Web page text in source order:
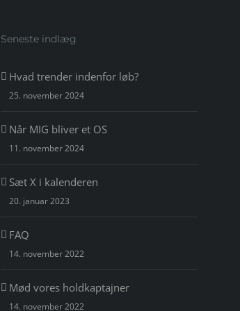
Seneste indlæg
Hvad trender indenfor løb?
25. november 2024
Når MIG bliver et OS
11. november 2024
Sæt X i kalenderen
20. januar 2023
FAQ
14. november 2022
Mød vores holdkaptajner
14. november 2022